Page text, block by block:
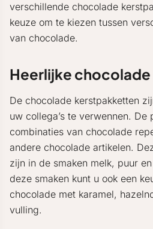
verschillende chocolade
keuze om te kiezen tussen
van chocolade.
Heerlijke
De chocolade kerstpakketten
uw collega’s te verwennen. De
combinaties van chocolade
andere chocolade artikelen.
zijn in de smaken melk, puur
deze smaken kunt u ook een
chocolade met karamel,
vulling.